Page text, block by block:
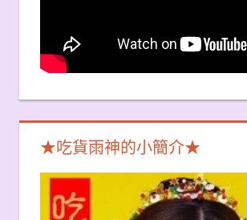
★吃貨雨神的小簡介★